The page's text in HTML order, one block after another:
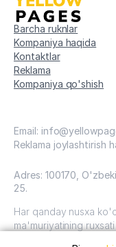
Barcha ruknlar
Kompaniya haqida
Kontaktlar
Reklama
Kompaniya qo'shish
Email:
Reklama joylashtirish
Adres: 100170,
25.
Har qanday nusxa
ma'muriyatining